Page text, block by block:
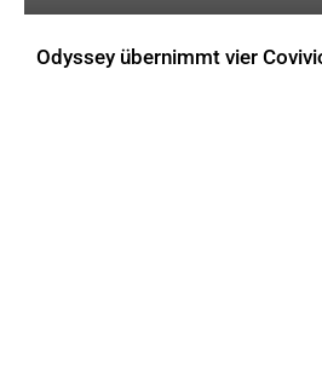
Odyssey übernimmt vier